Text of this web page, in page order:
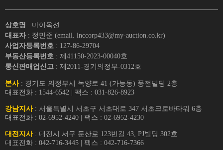
상호명 : 마이옥션
대표자 : 정민준 (email. lnccorp433@my-auction.co.kr)
사업자등록번호 : 127-86-29704
부동산등록번호 : 제41150-2023-00040호
통신판매업신고 : 제2011-경기의정부-0312호
본사: 경기도 의정부시 녹양로 41 (가능동) 풍전빌딩 2층
대표전화 : 1544-6542 | 팩스 : 031-826-8923
강남지사: 서울특별시 서초구 서초대로 347 서초크로바타워 6층
대표전화 : 02-6952-4240 | 팩스 : 02-6952-4230
대전지사: 대전시 서구 둔산로 123번길 43, PJ빌딩 302호
대표전화 : 042-716-3445 | 팩스 : 042-716-7366